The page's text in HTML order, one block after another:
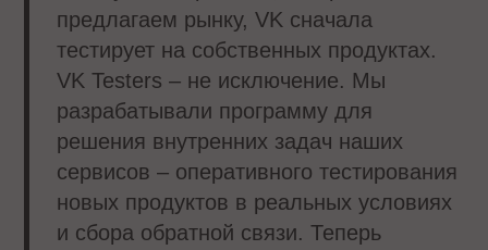
предлагаем рынку, VK сначала
тестирует на собственных продуктах.
VK Testers – не исключение. Мы
разрабатывали программу для
решения внутренних задач наших
сервисов – оперативного тестирования
новых продуктов в реальных условиях
и сбора обратной связи. Теперь